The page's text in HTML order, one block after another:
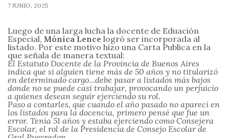
7 JUNIO, 2025
Luego de una larga lucha la docente de Eduación
Especial, Mónica Lence logró ser incorporada al
listado. Por este motivo hizo una Carta Publica en la
que señala de manera textual:
El Estatuto Docente de la Provincia de Buenos Aires
indica que si alguien tiene más de 50 años y no titularizó
en determinado cargo…debe pasar a listados más bajos
donde no se puede casi trabajar, provocando un perjuicio
a quienes desean seguir ejerciendo su rol.
Paso a contarles, que cuando el año pasado no aparecí en
los listados para la docencia, primero pensé que fue un
error. Tenía 51 años y estaba ejerciendo como Consejera
Escolar, el rol de la Presidencia de Consejo Escolar de